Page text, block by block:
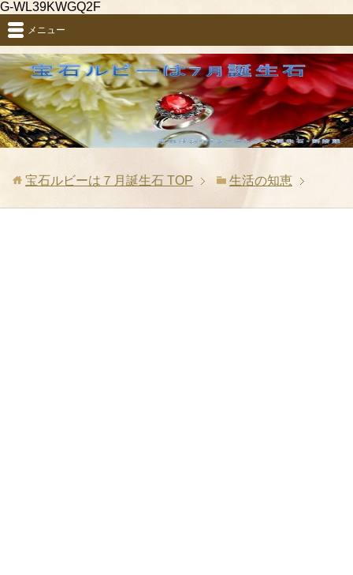
G-WL39KWGQ2F
メニュー
宝石ルビーは７月誕生石 TOP 生活の知恵